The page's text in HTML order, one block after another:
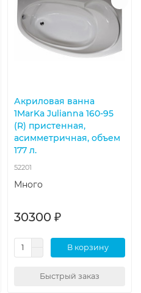
Акриловая ванна
1MarKa Julianna 160-95
(R) пристенная,
асимметричная, объем
177 л.
52201
Много
30300 ₽
В корзину
Быстрый заказ